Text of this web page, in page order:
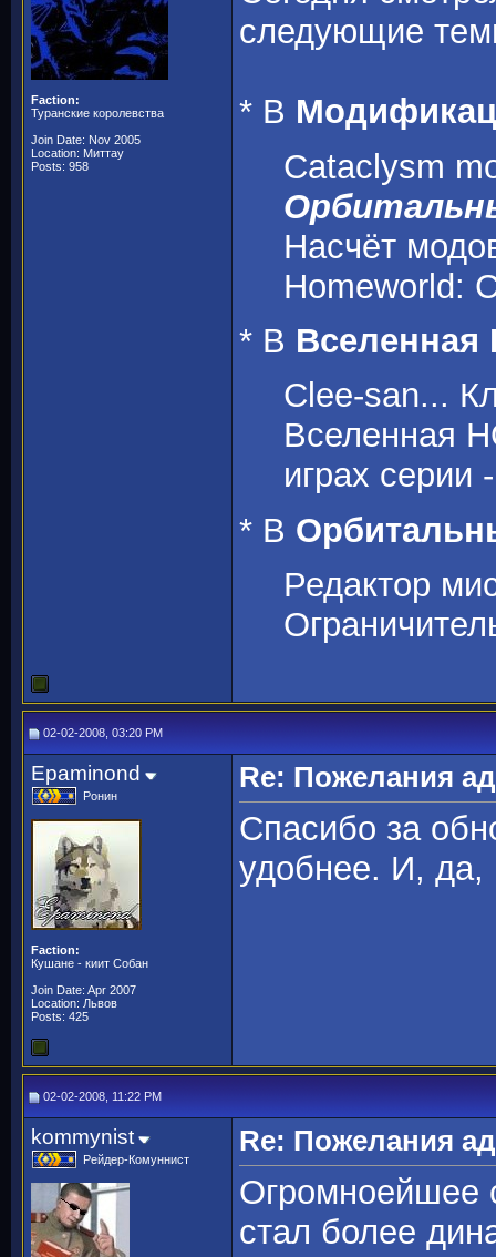
Faction:
Туранские королевства
Join Date: Nov 2005
Location: Миттау
Posts: 958
следующие
* В
Cataclysm
Насчёт
Homeworld:
* В Вселенная
Clee-san...
Вселенная
играх серии
* В
Редактор
02-02-2008, 03:20 PM
Epaminond
Ронин
Faction:
Кушане - киит Собан
Join Date: Apr 2007
Location: Львов
Posts: 425
Re: Пожелания
Спасибо за
удобнее. И,
02-02-2008, 11:22 PM
kommynist
Рейдер-Комуннист
Re: Пожелания
Огромноейшее
стал более